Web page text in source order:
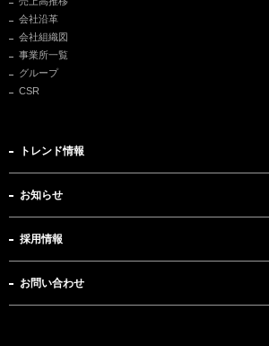
会社沿革
会社組織図
事業所一覧
グループ
CSR
トレンド情報
お知らせ
採用情報
お問い合わせ